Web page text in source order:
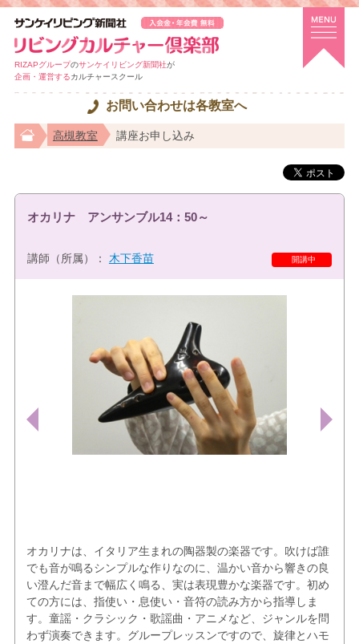
RIZAPグループのサンケイリビング新聞社が
企画・運営するカルチャースクール
お問い合わせは各教室へ
高槻教室 講座お申し込み
開講中
オカリナ アンサンブル14：50～
講師（所属）： 木下香苗
オカリナは、イタリア生まれの陶器製の楽器です。吹けば誰
でも音が鳴るシンプルな作りなのに、温かい音から響きの良
い澄んだ音まで幅広く鳴る、実は表現豊かな楽器です。初め
ての方には、指使い・息使い・音符の読み方から指導しま
す。童謡・クラシック・歌謡曲・アニメなど、ジャンルを問
わず演奏できます。グループレッスンですので、旋律とハモ